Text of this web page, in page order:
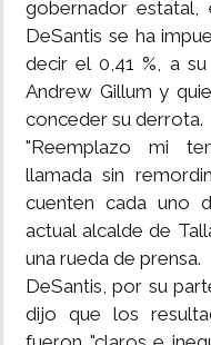
gobernador estatal,
DeSantis se ha
decir el 0,41 %, a
Andrew Gillum y
conceder su derrota.
"Reemplazo mi
llamada sin
cuenten cada uno
actual alcalde de
una rueda de prensa.
DeSantis, por su
dijo que los